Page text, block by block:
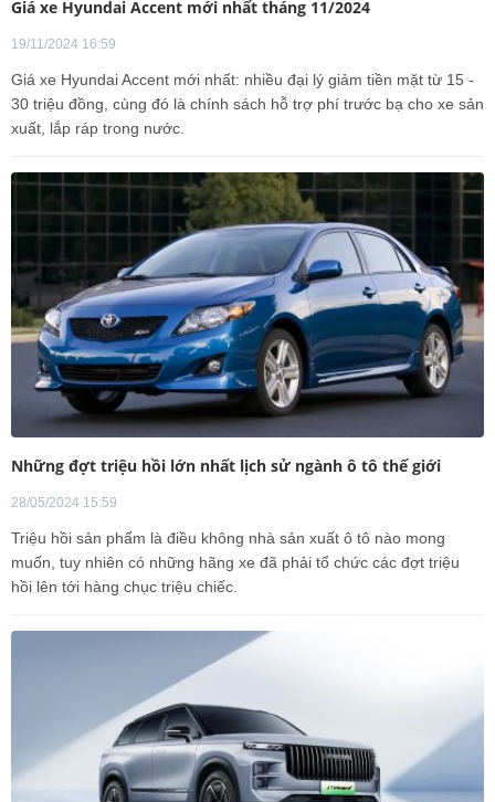
Giá xe Hyundai Accent mới nhất tháng 11/2024
19/11/2024 16:59
Giá xe Hyundai Accent mới nhất: nhiều đại lý giảm tiền mặt từ 15 -
30 triệu đồng, cùng đó là chính sách hỗ trợ phí trước bạ cho xe sản
xuất, lắp ráp trong nước.
Những đợt triệu hồi lớn nhất lịch sử ngành ô tô thế giới
28/05/2024 15:59
Triệu hồi sản phẩm là điều không nhà sản xuất ô tô nào mong
muốn, tuy nhiên có những hãng xe đã phải tổ chức các đợt triệu
hồi lên tới hàng chục triệu chiếc.